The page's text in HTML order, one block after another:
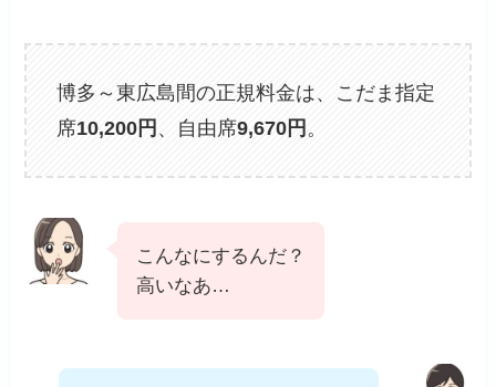
博多～東広島間の正規料金は、こだま指定
席10,200円 、自由席9,670 円 。
こんなにするんだ？
高いなあ…